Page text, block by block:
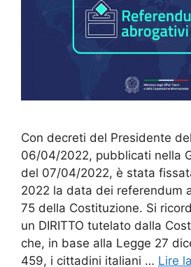
Con decreti del Presidente
06/04/2022, pubblicati nella
del 07/04/2022, è stata
2022 la data dei referendum
75 della Costituzione. Si
un DIRITTO tutelato dalla
che, in base alla Legge 27
459, i cittadini italiani … Lire